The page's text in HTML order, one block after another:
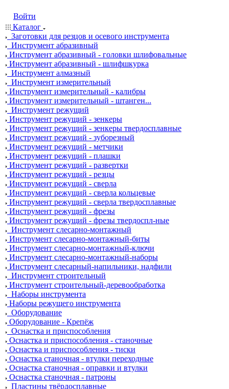
Войти
Каталог
Заготовки для резцов и осевого инструмента
Инструмент абразивный
Инструмент абразивный - головки шлифовальные
Инструмент абразивный - шлифшкурка
Инструмент алмазный
Инструмент измерительный
Инструмент измерительный - калибры
Инструмент измерительный - штанген...
Инструмент режущий
Инструмент режущий - зенкеры
Инструмент режущий - зенкеры твердосплавные
Инструмент режущий - зуборезный
Инструмент режущий - метчики
Инструмент режущий - плашки
Инструмент режущий - развертки
Инструмент режущий - резцы
Инструмент режущий - сверла
Инструмент режущий - сверла кольцевые
Инструмент режущий - сверла твердосплавные
Инструмент режущий - фрезы
Инструмент режущий - фрезы твердоспл-ные
Инструмент слесарно-монтажный
Инструмент слесарно-монтажный-биты
Инструмент слесарно-монтажный-ключи
Инструмент слесарно-монтажный-наборы
Инструмент слесарный-напильники, надфили
Инструмент строительный
Инструмент строительный-деревообработка
Наборы инструмента
Наборы режущего инструмента
Оборудование
Оборудование - Крепёж
Оснастка и приспособления
Оснастка и приспособления - станочные
Оснастка и приспособления - тиски
Оснастка станочная - втулки переходные
Оснастка станочная - оправки и втулки
Оснастка станочная - патроны
Пластины твёрдосплавные